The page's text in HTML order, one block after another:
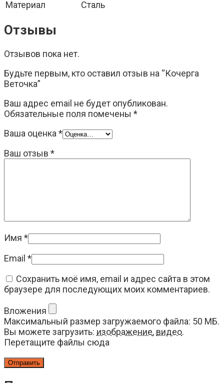
Материал Сталь
Отзывы
Отзывов пока нет.
Будьте первым, кто оставил отзыв на “Кочерга
Веточка”
Ваш адрес email не будет опубликован.
Обязательные поля помечены *
Ваша оценка *
Ваш отзыв *
Имя *
Email *
Сохранить моё имя, email и адрес сайта в этом
браузере для последующих моих комментариев.
Вложения
Максимальный размер загружаемого файла: 50 МБ.
Вы можете загрузить: изображение, видео.
Перетащите файлы сюда